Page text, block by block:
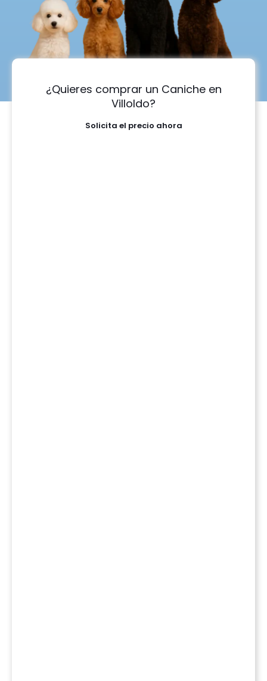
¿Quieres comprar un Caniche en
Villoldo?
Solicita el precio ahora